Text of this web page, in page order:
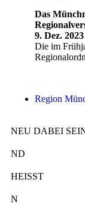
Das
9. Dez. 2023
Die im
Region
NEU DABEI
ND
HEISST
N